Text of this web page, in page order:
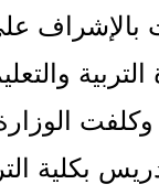
بالإشراف
التربية
بكلية